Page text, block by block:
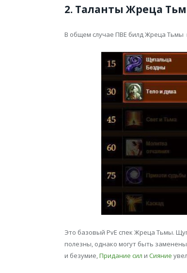
2. Таланты Жреца
В общем случае ПВЕ билд Жреца
Это базовый PvE спек Жреца Тьмы.
полезны, однако могут быть
и безумие,Придание сил и Сияние